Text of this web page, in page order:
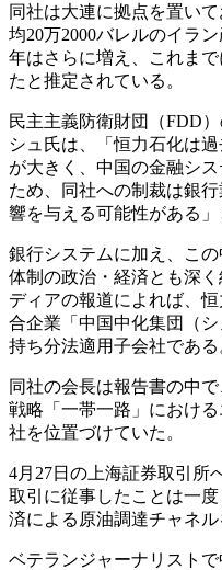
同社は大連に拠点を置い
均20万2000バレルのイラ
年はさらに増え、これま
たと推定されている。
民主主義防衛財団（FDD
シュ氏は、「恒力石化は
が大きく、中国の金融シ
ため、同社への制裁は銀
響を与える可能性がある」
銀行システムに加え、こ
体制の政治・経済とも深
ディアの報道によれば、
合企業「中国中化集団（
持ち分法適用子会社である
同社の会長は報告書の中
戦略「一帯一路」におけ
社を位置づけていた。
4月27日の上海証券取引所
取引に従事したことは一
済による原油調達チャネ
ベテランジャーナリスト